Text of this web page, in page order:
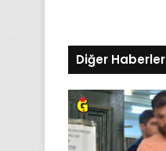
Diğer Haberler